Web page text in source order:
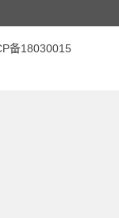
备18030015